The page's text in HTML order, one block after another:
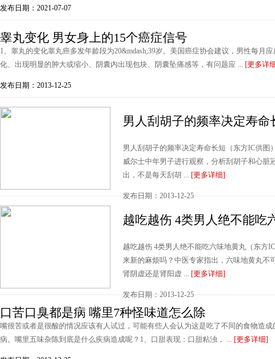
发布日期：2021-07-07
睾丸变化 男女身上的15个癌症信号
1、睾丸的变化睾丸癌多发年龄段为20&mdash;39岁。美国癌症协会建议，男性每月
化、出现明显的肿大或缩小、阴囊内出现包块、阴囊坠痛感等，有问题应 ... [更多详
发布日期：2013-12-25
男人刮胡子的频率决定寿命
男人刮胡子的频率决定寿命长短（东方IC供图
威尔士中年男子进行观察，分析刮胡子和心脏
出，不是每天刮胡 ... [更多详细]
发布日期：2013-12-25
越吃越伤 4类男人绝不能吃
越吃越伤 4类男人绝不能吃六味地黄丸（东方
来新的麻烦吗？中医专家指出，六味地黄丸不
肾阴虚还是肾阳虚 ... [更多详细]
发布日期：2013-12-25
口苦口臭都是病 嘴里7种怪味道怎么除
嘴很苦或者是很酸的情况应该有人试过，可能有些人会认为这是吃了不同的食物造
病。嘴里五味杂陈到底是什么疾病造成呢？1、口甜表现：口甜粘浊， ... [更多详细]